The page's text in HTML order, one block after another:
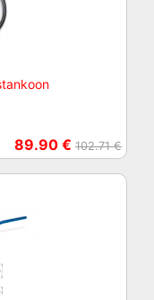
89.90 € 102.71 €